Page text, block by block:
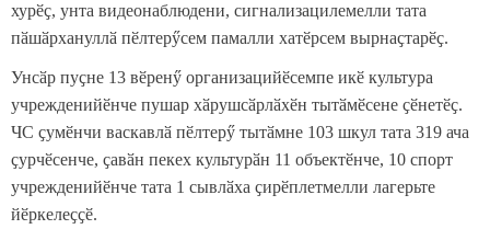
хурӗҫ, унта видеонаблюдени, сигнализацилемелли тата
пӑшӑрхануллӑ пӗлтерӳсем памалли хатӗрсем вырнаҫтарӗҫ.
Унсӑр пуҫне 13 вӗренӳ организацийӗсемпе икӗ культура
учрежденийӗнче пушар хӑрушсӑрлӑхӗн тытӑмӗсене ҫӗнетӗҫ.
ЧС ҫумӗнчи васкавлӑ пӗлтерӳ тытӑмне 103 шкул тата 319 ача
ҫурчӗсенче, ҫавӑн пекех культурӑн 11 объектӗнче, 10 спорт
учрежденийӗнче тата 1 сывлӑха ҫирӗплетмелли лагерьте
йӗркелеҫҫӗ.